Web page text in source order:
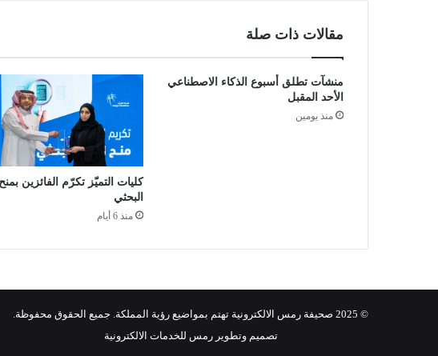
ا
ل
ي
ئ
ى
ت
.
.
"
ا
ل
ب
ل
د
إ
س
مقالات ذات صلة
منشآت تطلق أسبوع الذكاء الاصطناعي
الأحد المقبل
منذ يومين
كليات التميّز تكرّم الفائزين بمنح
البحثي
منذ 6 أيام
© 2025 صحيفة رمس الالكترونية تهتم بمواضيع رؤية المملكة. جميع الحقوق محفوظة.
تصميم وتطوير رمس للخدمات الالكترونية